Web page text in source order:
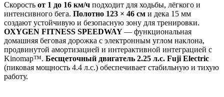
Скорость от 1 до 16 км/ч подходит для ходьбы, лёгкого и
интенсивного бега. Полотно 123 × 46 см и дека 15 мм
создают устойчивую и безопасную зону для тренировки.
OXYGEN FITNESS SPEEDWAY— функциональная
домашняя беговая дорожка с электронным углом наклона,
продвинутой амортизацией и интерактивной интеграцией с
Kinomap™. Бесщеточный двигатель 2.25 л.с. Fuji Electric
(пиковая мощность 4.4 л.с.) обеспечивает стабильную и тихую
работу.